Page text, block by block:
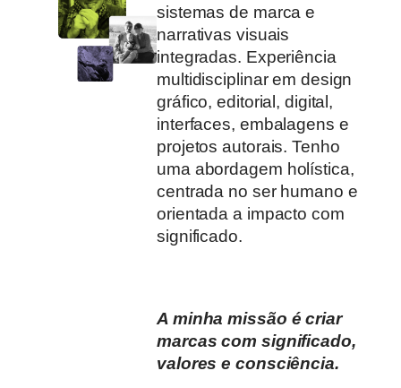
sistemas de marca e
narrativas visuais
integradas. Experiência
multidisciplinar em design
gráfico, editorial, digital,
interfaces, embalagens e
projetos autorais. Tenho
uma abordagem holística,
centrada no ser humano e
orientada a impacto com
significado.
A minha missão é criar
marcas com significado,
valores e consciência.